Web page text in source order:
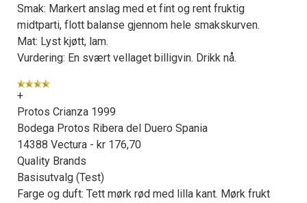
Smak: Markert anslag med et fint og rent fruktig
midtparti, flott balanse gjennom hele smakskurven.
Mat: Lyst kjøtt, lam.
Vurdering: En svært vellaget billigvin. Drikk nå.
+
Protos Crianza 1999
Bodega Protos Ribera del Duero Spania
14388 Vectura - kr 176,70
Quality Brands
Basisutvalg (Test)
Farge og duft: Tett mørk rød med lilla kant. Mørk frukt